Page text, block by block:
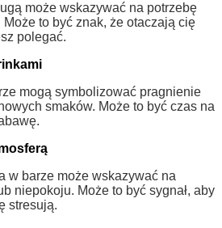
może wskazywać na potrzebę
to być znak, że otaczają cię
polegać.
mogą symbolizować pragnienie
smaków. Może to być czas na
w barze może wskazywać na
niepokoju. Może to być sygnał, aby
stresują.